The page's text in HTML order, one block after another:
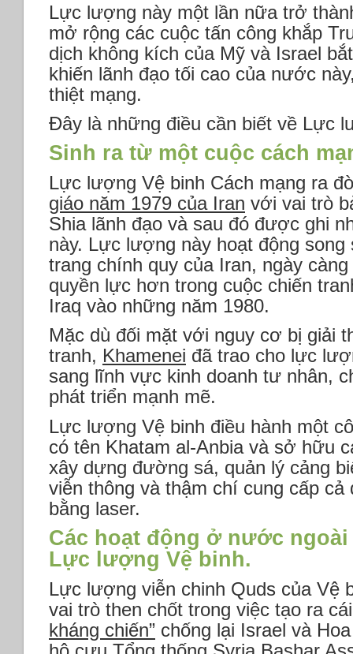
Lực lượng này một lần nữa trở
mở rộng các cuộc tấn công khắp
dịch không kích của Mỹ và Israel
khiến lãnh đạo tối cao của nước
thiệt mạng.
Đây là những điều cần biết về Lực
Sinh ra từ một cuộc cách
Lực lượng Vệ binh Cách mạng ra
giáo năm 1979 của Iran với vai trò
Shia lãnh đạo và sau đó được ghi
này. Lực lượng này hoạt động
trang chính quy của Iran, ngày
quyền lực hơn trong cuộc chiến
Iraq vào những năm 1980.
Mặc dù đối mặt với nguy cơ bị giải
tranh, Khamenei đã trao cho lực
sang lĩnh vực kinh doanh tư nhân,
phát triển mạnh mẽ.
Lực lượng Vệ binh điều hành một
có tên Khatam al-Anbia và sở hữu
xây dựng đường sá, quản lý cảng
viễn thông và thậm chí cung cấp cả
bằng laser.
Các hoạt động ở nước
Lực lượng Vệ binh.
Lực lượng viễn chinh Quds của Vệ
vai trò then chốt trong việc tạo ra
kháng chiến” chống lại Israel và